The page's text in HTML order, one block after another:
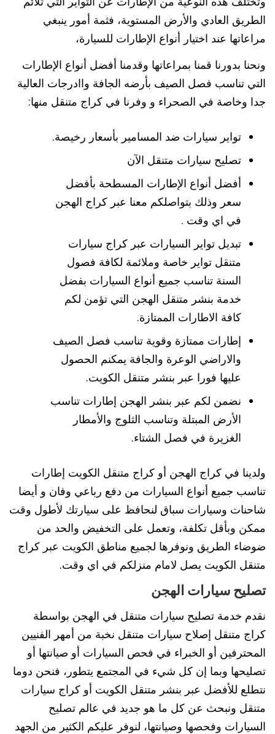
الطريق العادي والأرض المستوية، فثمة أمور ينبغي
مراعاتها عند اختيار أنواع الإطارات للسيارة،
ونحنا بدورنا قمنا بمراعاتها وقدمنا أفضل أنواع الإطارات
التي تناسب فصل الصيف بأرضه الجافة واادرجات العالية
جدا وخاصة في الصحراء و وفرنا في كراج متنقل منها:
تواير سيارات ضد المسامير بأسعار رخيصة.
تصليح سيارات متنقل الآن
أفضل أنواع الإطارات المسطحة بأفضل
سعر وذلك بتواصلكم معنا عبر كراج الهجن
في اي وقت .
تبديل تواير السيارات عبر كراج سيارات
متنقل تواير خاصة وملائمة لكافة فصول
السنة تناسب جميع أنواع السيارات بفضل
خدمة بنشر متنقل الهجن التي تؤمن لكم
كافة الاطارات الممتازة.
إطارات ممتازة وقوية تناسب فصل الصيف
والاراضي الوعرة والجافة يمكنم الحصول
عليها فورا عبر بنشر متنقل الكويت.
نضمن لكم عبر بنشر الهجن إطارات تناسب
الأرض المبتلة وتناسب الثلوج والأمطار
الغزيرة في فصل الشتاء.
ولدينا في كراج الهجن أو كراج متنقل الكويت إطارات
تناسب جميع أنواع السيارات من دفع رباعي وفان و أيضا
شاحنات وسيارات سباق لنحافظ على سيارتك لأطول وقت
ممكن وبأقل تكلفة، وتعمل على التخفيض والحد من
ضوضاء الطريق ونوفرها لجميع مناطق الكويت عبر كراج
متنقل الكويت يصل لامام منزلكم في اي وقت.
تصليح سيارات الهجن
نقدم خدمة تصليح سيارات متنقل في الهجن بواسطة
كراج متنقل إصلاح سيارات متنقل نخبة من أمهر الفنيين
المحترفين أو الخبراء في فحص السيارات أو صيانتها أو
تصليحها وبما إن كل شيء في المجتمع يتطور، فنحن دوما
نتطلع للأفضل عبر بنشر متنقل الكويت أو كراج سيارات
متنقل ونبحث عن كل ما هو جديد في عالم تصليح
السيارات وفحصها وصيانتها، لنوفر عليكم الكثير من الجهد